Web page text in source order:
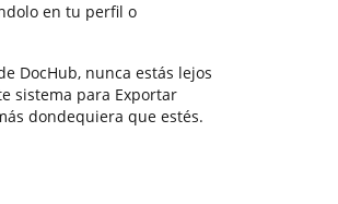
en tu perfil o
DocHub, nunca estás lejos
sistema para Exportar
dondequiera que estés.